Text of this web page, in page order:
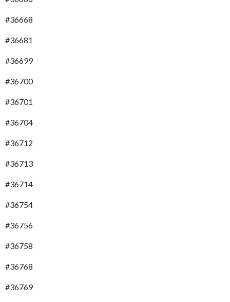
#36668
#36681
#36699
#36700
#36701
#36704
#36712
#36713
#36714
#36754
#36756
#36758
#36768
#36769